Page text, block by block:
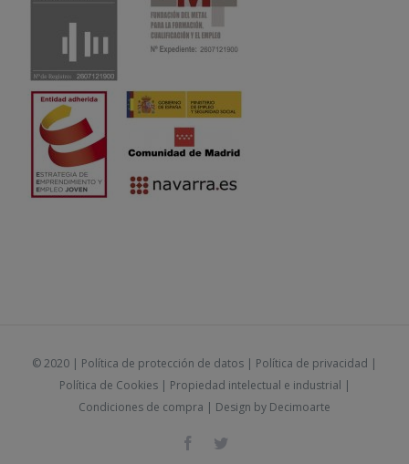
© 2020 | Política de protección de datos | Política de privacidad |
Política de Cookies| Propiedad intelectual e industrial |
Condiciones de compra | Design by Decimoarte
Facebook